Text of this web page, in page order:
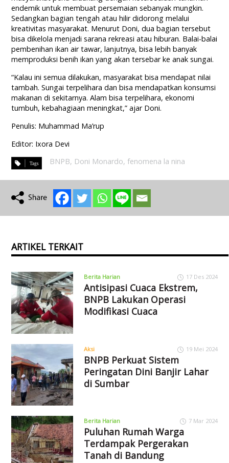
endemik untuk membuat persemaian sebanyak mungkin.
Sedangkan bagian tengah atau hilir didorong melalui
kreativitas masyarakat. Menurut Doni, dua bagian tersebut
bisa dikelola menjadi sarana rekreasi atau hiburan. Balai-balai
pembenihan ikan air tawar, lanjutnya, bisa lebih banyak
memproduksi benih ikan yang akan tersebar ke anak sungai.
“Kalau ini semua dilakukan, masyarakat bisa mendapat nilai
tambah. Sungai terpelihara dan bisa mendapatkan konsumsi
makanan di sekitarnya. Alam bisa terpelihara, ekonomi
tumbuh, kebahagiaan meningkat,” ajar Doni.
Penulis: Muhammad Ma’rup
Editor: Ixora Devi
BNPB, Doni Monardo,fenomena la nina
ARTIKEL TERKAIT
Berita Harian 17 Des 2024
Antisipasi Cuaca Ekstrem,
BNPB Lakukan Operasi
Modifikasi Cuaca
Aksi 19 Mei 2024
BNPB Perkuat Sistem
Peringatan Dini Banjir Lahar
di Sumbar
Berita Harian 7 Mar 2024
Puluhan Rumah Warga
Terdampak Pergerakan
Tanah di Bandung